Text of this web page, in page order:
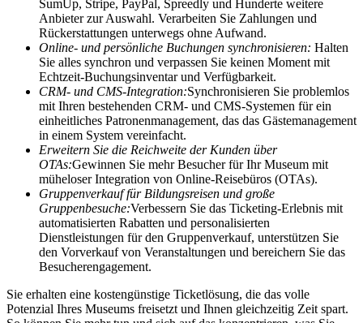
SumUp, Stripe, PayPal, Spreedly und Hunderte weitere
Anbieter zur Auswahl. Verarbeiten Sie Zahlungen und
Rückerstattungen unterwegs ohne Aufwand.
Online- und persönliche Buchungen synchronisieren: Halten
Sie alles synchron und verpassen Sie keinen Moment mit
Echtzeit-Buchungsinventar und Verfügbarkeit.
CRM- und CMS-Integration:Synchronisieren Sie problemlos
mit Ihren bestehenden CRM- und CMS-Systemen für ein
einheitliches Patronenmanagement, das das Gästemanagement
in einem System vereinfacht.
Erweitern Sie die Reichweite der Kunden über
OTAs:Gewinnen Sie mehr Besucher für Ihr Museum mit
müheloser Integration von Online-Reisebüros (OTAs).
Gruppenverkauf für Bildungsreisen und große
Gruppenbesuche:Verbessern Sie das Ticketing-Erlebnis mit
automatisierten Rabatten und personalisierten
Dienstleistungen für den Gruppenverkauf, unterstützen Sie
den Vorverkauf von Veranstaltungen und bereichern Sie das
Besucherengagement.
Sie erhalten eine kostengünstige Ticketlösung, die das volle
Potenzial Ihres Museums freisetzt und Ihnen gleichzeitig Zeit spart.